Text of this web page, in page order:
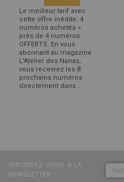
Le meilleur tarif avec
cette offre inédite. 4
numéros achetés =
près de 4 numéros
OFFERTS. En vous
abonnant au magazine
L'Atelier des Nanas,
vous recevrez les 8
prochains numéros
directement dans ...